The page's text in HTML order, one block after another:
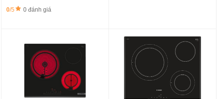
0/5 0 đánh giá